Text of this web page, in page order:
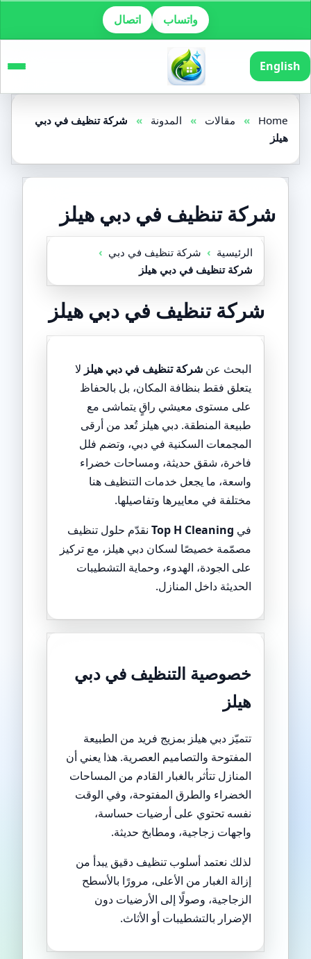
واتساب اتصال
English
Home
» مقالات » المدونة »
شركة تنظيف في دبي
هيلز
شركة تنظيف في دبي هيلز
الرئيسية › شركة تنظيف في دبي ›
شركة تنظيف في دبي هيلز
شركة تنظيف في دبي هيلز
البحث عن شركة تنظيف في دبي هيلز لا
يتعلق فقط بنظافة المكان، بل بالحفاظ
على مستوى معيشي راقٍ يتماشى مع
طبيعة المنطقة. دبي هيلز تُعد من أرقى
المجمعات السكنية في دبي، وتضم فلل
فاخرة، شقق حديثة، ومساحات خضراء
واسعة، ما يجعل خدمات التنظيف هنا
مختلفة في معاييرها وتفاصيلها.
في Top H Cleaning نقدّم حلول تنظيف
مصمّمة خصيصًا لسكان دبي هيلز، مع تركيز
على الجودة، الهدوء، وحماية التشطيبات
الحديثة داخل المنازل.
خصوصية التنظيف في دبي
هيلز
تتميّز دبي هيلز بمزيج فريد من الطبيعة
المفتوحة والتصاميم العصرية. هذا يعني أن
المنازل تتأثر بالغبار القادم من المساحات
الخضراء والطرق المفتوحة، وفي الوقت
نفسه تحتوي على أرضيات حساسة،
واجهات زجاجية، ومطابخ حديثة.
لذلك نعتمد أسلوب تنظيف دقيق يبدأ من
إزالة الغبار من الأعلى، مرورًا بالأسطح
الزجاجية، وصولًا إلى الأرضيات دون
الإضرار بالتشطيبات أو الأثاث.